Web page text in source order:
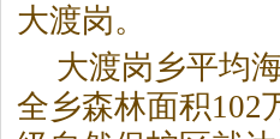
大渡岗。
大渡岗乡平均
全乡森林面积102